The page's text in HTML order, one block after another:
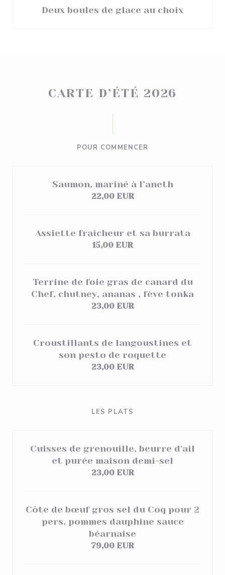
Deux boules de glace au choix
CARTE D’ÉTÉ 2026
POUR COMMENCER
Saumon, mariné à l’aneth
22,00 EUR
Assiette fraîcheur et sa burrata
15,00 EUR
Terrine de foie gras de canard du
Chef, chutney, ananas , fève tonka
23,00 EUR
Croustillants de langoustines et
son pesto de roquette
23,00 EUR
LES PLATS
Cuisses de grenouille, beurre d'ail
et purée maison demi-sel
23,00 EUR
Côte de bœuf gros sel du Coq pour 2
pers, pommes dauphine sauce
béarnaise
79,00 EUR